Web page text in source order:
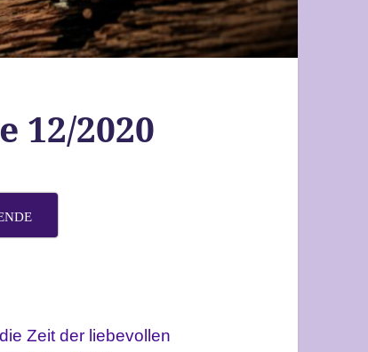
12/2020
Zeit der liebevollen